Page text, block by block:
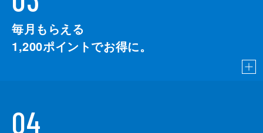
毎月もらえる
1,200ポイントでお得に。
04